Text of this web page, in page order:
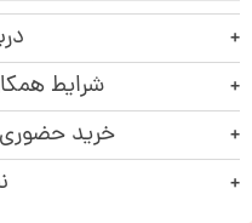
شرایط
خرید